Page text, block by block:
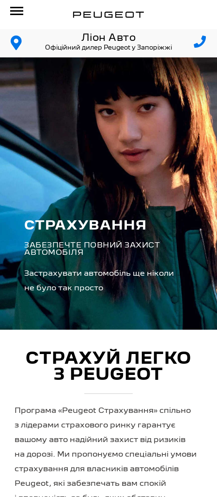
Ліон Авто
Офіційний дилер Peugeot у Запоріжжі
СТРАХУВАННЯ
ЗАБЕЗПЕЧТЕ ПОВНИЙ ЗАХИСТ
АВТОМОБІЛЯ
Застрахувати автомобіль ще ніколи
не було так просто
СТРАХУЙ ЛЕГКО
З PEUGEOT
Програма «Peugeot Страхування» спільно
з лідерами страхового ринку гарантує
вашому авто надійний захист від ризиків
на дорозі. Ми пропонуємо спеціальні умови
страхування для власників автомобілів
Peugeot, які забезпечать вам спокій